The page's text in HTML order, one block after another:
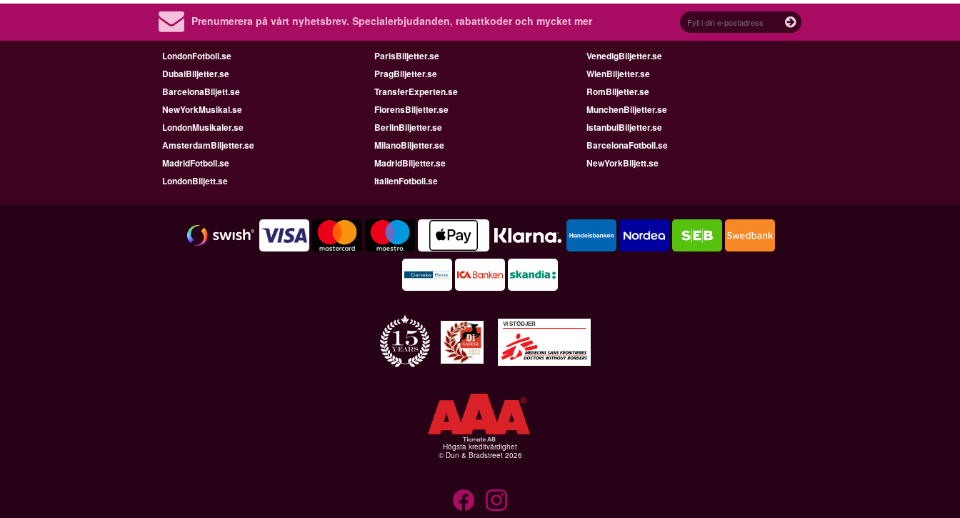
Prenumerera på vårt nyhetsbrev. Specialerbjudanden, rabattkoder och mycket mer
LondonFotboll.se ParisBiljetter.se
VenedigBiljetter.se
DubaiBiljetter.se
PragBiljetter.se
WienBiljetter.se
BarcelonaBiljett.se
TransferExperten.se
RomBiljetter.se
NewYorkMusikal.se
FlorensBiljetter.se
MunchenBiljetter.se
LondonMusikaler.se
BerlinBiljetter.se
IstanbulBiljetter.se
AmsterdamBiljetter.se
MilanoBiljetter.se
BarcelonaFotboll.se
MadridFotboll.se
MadridBiljetter.se
NewYorkBiljett.se
LondonBiljett.se
ItalienFotboll.se
VI STÖDJER
Högsta kreditvärdighet
© Dun & Bradstreet 2026